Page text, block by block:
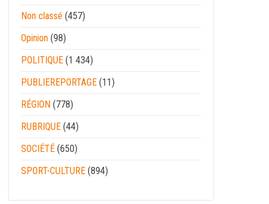
Non classé (457)
Opinion (98)
POLITIQUE (1 434)
PUBLIEREPORTAGE (11)
RÉGION (778)
RUBRIQUE (44)
SOCIÉTÉ (650)
SPORT-CULTURE (894)